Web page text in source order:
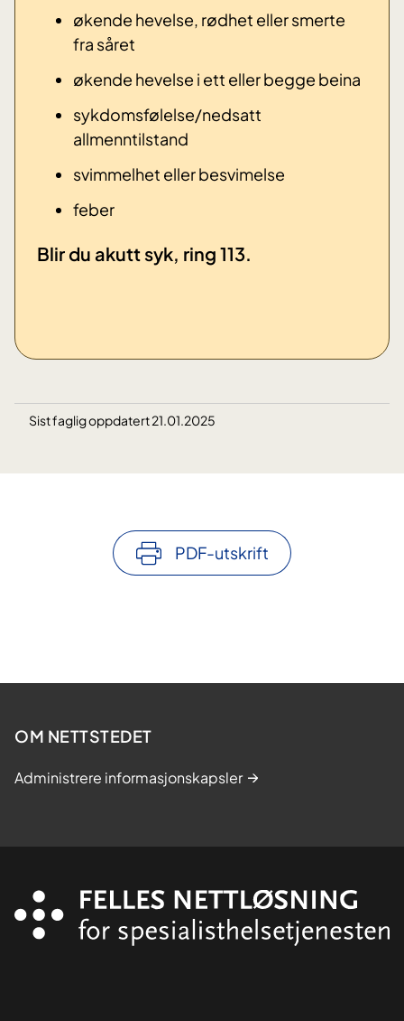
økende hevelse, rødhet eller smerte
fra såret
økende hevelse i ett eller begge beina
sykdomsfølelse/nedsatt
allmenntilstand
svimmelhet eller besvimelse
​feber
​Blir du akutt syk, ring 113.
Sist faglig oppdatert 21.01.2025
PDF-utskrift
OM NETTSTEDET
Administrere informasjonskapsler